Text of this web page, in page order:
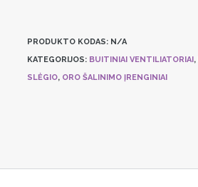
PRODUKTO KODAS: N/A
KATEGORIJOS: BUITINIAI VENTILIATORIAI,
SLĖGIO, ORO ŠALINIMO ĮRENGINIAI